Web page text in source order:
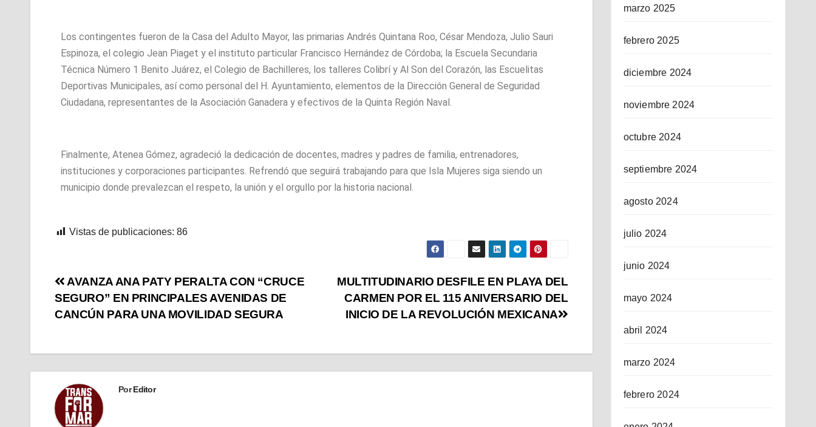
Los contingentes fueron de la Casa del Adulto Mayor, las primarias Andrés Quintana Roo, César Mendoza, Julio Sauri
Espinoza, el colegio Jean Piaget y el instituto particular Francisco Hernández de Córdoba; la Escuela Secundaria
Técnica Número 1 Benito Juárez, el Colegio de Bachilleres, los talleres Colibrí y Al Son del Corazón, las Escuelitas
Deportivas Municipales, así como personal del H. Ayuntamiento, elementos de la Dirección General de Seguridad
Ciudadana, representantes de la Asociación Ganadera y efectivos de la Quinta Región Naval.
Finalmente, Atenea Gómez, agradeció la dedicación de docentes, madres y padres de familia, entrenadores,
instituciones y corporaciones participantes. Refrendó que seguirá trabajando para que Isla Mujeres siga siendo un
municipio donde prevalezcan el respeto, la unión y el orgullo por la historia nacional.
Vistas de publicaciones: 86
MULTITUDINARIO DESFILE EN PLAYA DEL
CARMEN POR EL 115 ANIVERSARIO DEL
INICIO DE LA REVOLUCIÓN MEXICANA
AVANZA ANA PATY PERALTA CON “CRUCE
SEGURO” EN PRINCIPALES AVENIDAS DE
CANCÚN PARA UNA MOVILIDAD SEGURA
PorEditor
marzo 2025
febrero 2025
diciembre 2024
noviembre 2024
octubre 2024
septiembre 2024
agosto 2024
julio 2024
junio 2024
mayo 2024
abril 2024
marzo 2024
febrero 2024